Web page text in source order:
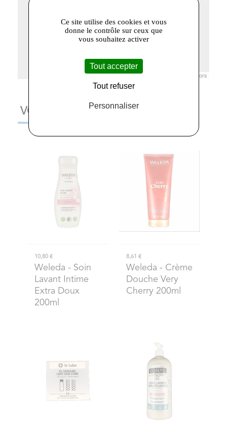
© Openstreetmap France | ©OpenStreetMap contributors
VOUS AIMEREZ AUSSI
10,80 €
Weleda - Soin
Lavant Intime
Extra Doux
200ml
8,61 €
Weleda - Crème
Douche Very
Cherry 200ml
Ce site utilise des cookies et vous
donne le contrôle sur ceux que
vous souhaitez activer
Tout accepter
Tout refuser
Personnaliser